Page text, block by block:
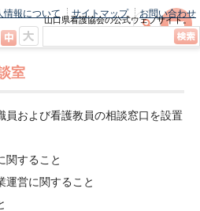
山口県看護協会の公式ウェブサイト。
最新のニュースやお知らせをいち早くお
情報について サイトマップ お問い合わせ
室
員および看護教員の相談窓口を設置
関すること
営に関すること